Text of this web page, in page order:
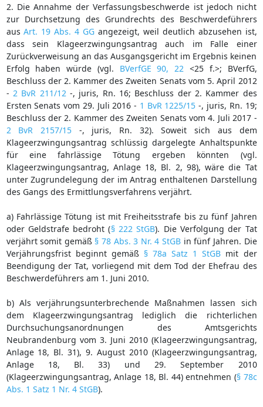
2. Die Annahme der Verfassungsbeschwerde ist jedoch nicht
zur Durchsetzung des Grundrechts des Beschwerdeführers
ausArt. 19 Abs. 4 GG angezeigt, weil deutlich abzusehen ist,
dass sein Klageerzwingungsantrag auch im Falle einer
Zurückverweisung an das Ausgangsgericht im Ergebnis keinen
Erfolg haben würde (vgl. BVerfGE 90, 22 <25 f.>; BVerfG,
Beschluss der 2. Kammer des Zweiten Senats vom 5. April 2012
- 2 BvR 211/12 -, juris, Rn. 16; Beschluss der 2. Kammer des
Ersten Senats vom 29. Juli 2016 - 1 BvR 1225/15 -, juris, Rn. 19;
Beschluss der 2. Kammer des Zweiten Senats vom 4. Juli 2017 -
2 BvR 2157/15-, juris, Rn. 32). Soweit sich aus dem
Klageerzwingungsantrag schlüssig dargelegte Anhaltspunkte
für eine fahrlässige Tötung ergeben könnten (vgl.
Klageerzwingungsantrag, Anlage 18, Bl. 2, 98), wäre die Tat
unter Zugrundelegung der im Antrag enthaltenen Darstellung
des Gangs des Ermittlungsverfahrens verjährt.
a) Fahrlässige Tötung ist mit Freiheitsstrafe bis zu fünf Jahren
oder Geldstrafe bedroht (§ 222 StGB). Die Verfolgung der Tat
verjährt somit gemäß § 78 Abs. 3 Nr. 4 StGB in fünf Jahren. Die
Verjährungsfrist beginnt gemäß § 78a Satz 1 StGB mit der
Beendigung der Tat, vorliegend mit dem Tod der Ehefrau des
Beschwerdeführers am 1. Juni 2010.
b) Als verjährungsunterbrechende Maßnahmen lassen sich
dem Klageerzwingungsantrag lediglich die richterlichen
Durchsuchungsanordnungen des Amtsgerichts
Neubrandenburg vom 3. Juni 2010 (Klageerzwingungsantrag,
Anlage 18, Bl. 31), 9. August 2010 (Klageerzwingungsantrag,
Anlage 18, Bl. 33) und 29. September 2010
(Klageerzwingungsantrag, Anlage 18, Bl. 44) entnehmen (§ 78c
Abs. 1 Satz 1 Nr. 4 StGB).